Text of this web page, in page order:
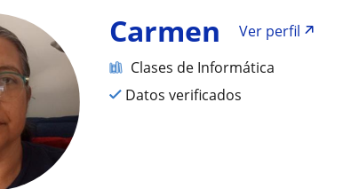
Carmen
Ver perfil
Clases de Informática
Datos verificados